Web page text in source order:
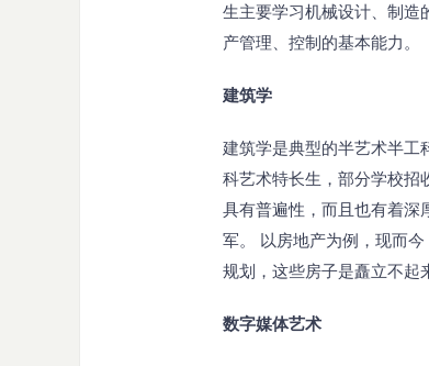
生主要学习机械设计、制造
产管理、控制的基本能力。
建筑学
建筑学是典型的半艺术半工
科艺术特长生，部分学校招
具有普遍性，而且也有着深
军。 以房地产为例，现而
规划，这些房子是矗立不起
数字媒体艺术